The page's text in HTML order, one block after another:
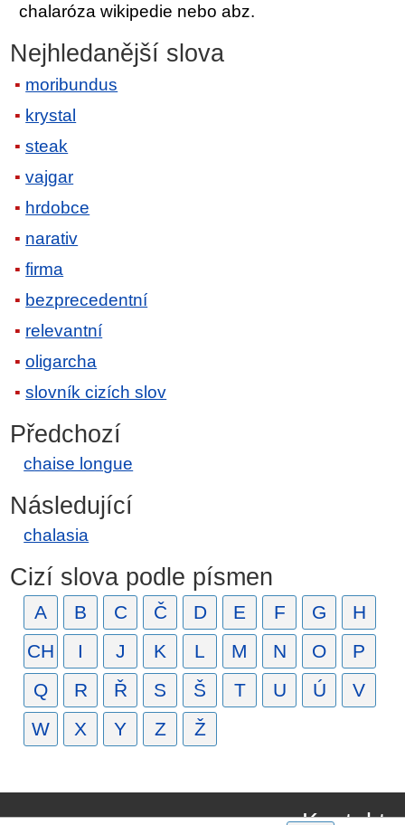
chalaróza wikipedie nebo abz.
Nejhledanější slova
moribundus
krystal
steak
vajgar
hrdobce
narativ
firma
bezprecedentní
relevantní
oligarcha
slovník cizích slov
Předchozí
chaise longue
Následující
chalasia
Cizí slova podle písmen
A B C Č D E F G
H
CH
I J K L M N O
P
Q
R Ř S Š T U Ú
V
W
X Y Z Ž